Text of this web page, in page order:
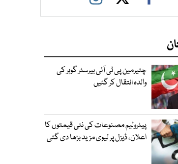
چئیرمین پی ٹی آئی بیرسٹر گوہر کی
والدہ انتقال کر گئیں
پیٹرولیم مصنوعات کی نئی قیمتوں کا
اعلان، ڈیزل پر لیوی مزید بڑھا دی گئی